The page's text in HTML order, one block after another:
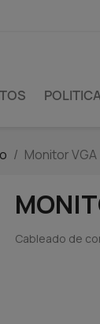
Monitor VGA
Cableado de